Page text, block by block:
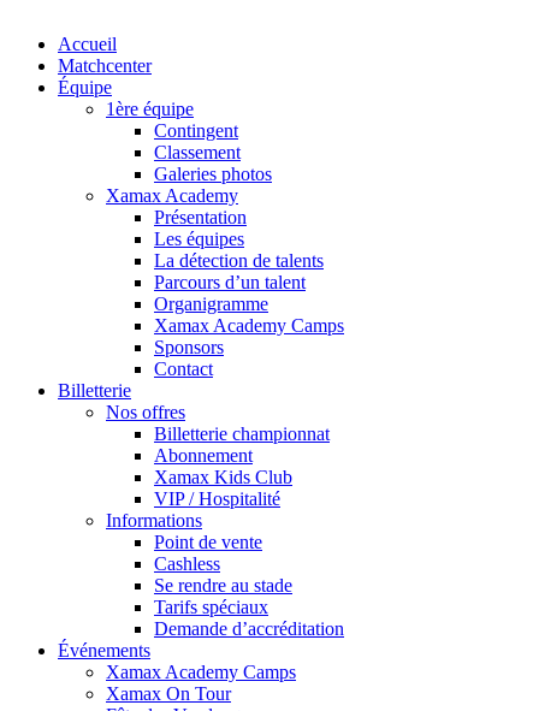
Close
Menu
Accueil
Matchcenter
Équipe
1ère équipe
Contingent
Classement
Galeries photos
Xamax Academy
Présentation
Les équipes
La détection de talents
Parcours d’un talent
Organigramme
Xamax Academy Camps
Sponsors
Contact
Billetterie
Nos offres
Billetterie championnat
Abonnement
Xamax Kids Club
VIP / Hospitalité
Informations
Point de vente
Cashless
Se rendre au stade
Tarifs spéciaux
Demande d’accréditation
Événements
Xamax Academy Camps
Xamax On Tour